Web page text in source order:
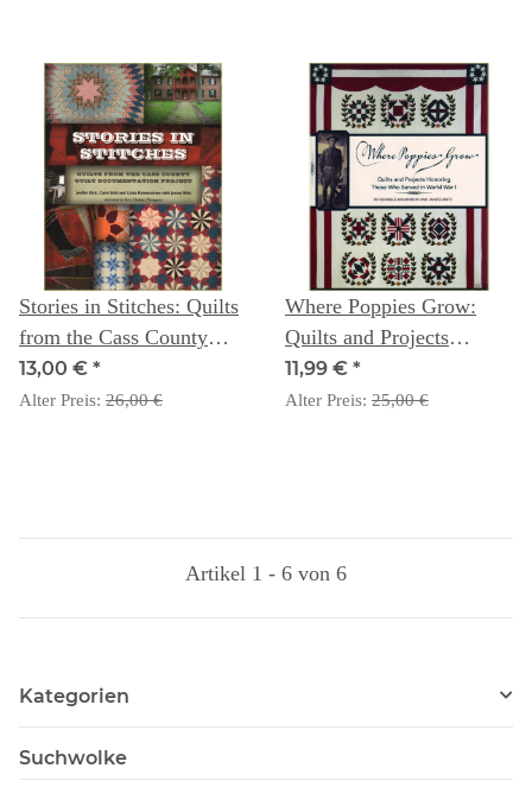
Stories in Stitches: Quilts
from the Cass County
Documentation Project -
Dick, Bohl, Hammontree,
13,00 € *
Alter Preis: 26,00 €
Where Poppies Grow:
Quilts and Projects
Honoring Those Who
Served in World War I -
11,99 € *
Alter Preis: 25,00 €
Artikel 1 - 6 von 6
Kategorien
Suchwolke